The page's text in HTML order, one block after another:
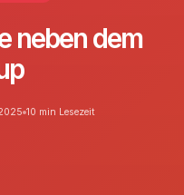
neben dem
10 min Lesezeit